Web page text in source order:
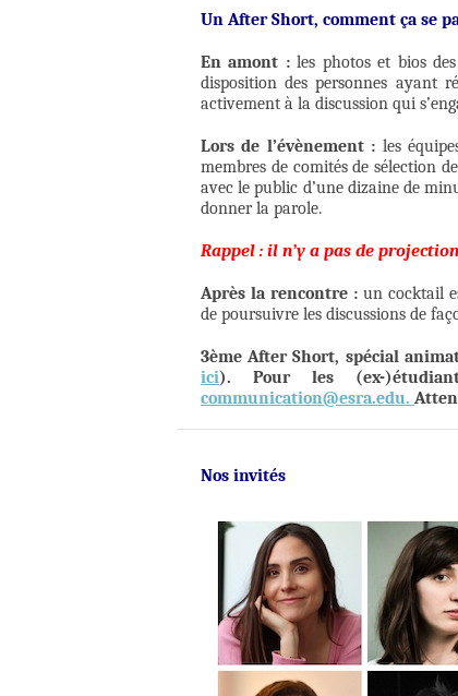
Un After Short, comment ça se
En amont :les photos et bios
disposition des personnes ayant
activement à la discussion qui
Lors de l’évènement : les
membres de comités de sélection
avec le public d’une dizaine de
donner la parole.
Rappel : il n’y a pas de
Après la rencontre : un cocktail
de poursuivre les discussions de
3ème After Short, spécial
ici). Pour les (ex-
communication@esra.edu.
Nos invités